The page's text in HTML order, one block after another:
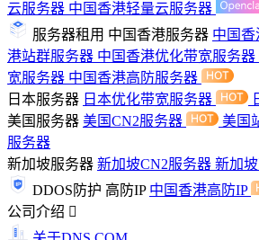
云服务器 中国香港轻量云服务器
服务器租用 中国香港服务器 中国香
港站群服务器 中国香港优化带宽服务器
宽服务器 中国香港高防服务器
日本服务器 日本优化带宽服务器
美国服务器 美国CN2服务器 美国
服务器
新加坡服务器 新加坡CN2服务器 新加
DDOS防护 高防IP 中国香港高防IP
公司介绍